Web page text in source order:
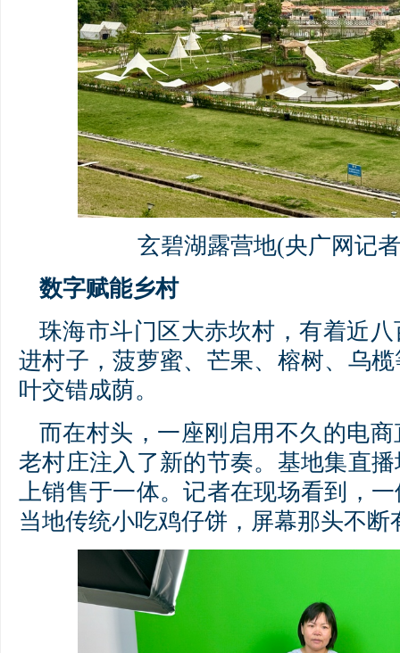
玄碧湖露营地(央广网记
数字赋能乡村
珠海市斗门区大赤坎村，有着近
进村子，菠萝蜜、芒果、榕树、乌
叶交错成荫。
而在村头，一座刚启用不久的电
老村庄注入了新的节奏。基地集直
上销售于一体。记者在现场看到，
当地传统小吃鸡仔饼，屏幕那头不断